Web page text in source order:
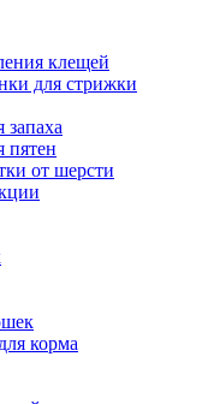
клещей
для стрижки
запаха
пятен
от шерсти
корма